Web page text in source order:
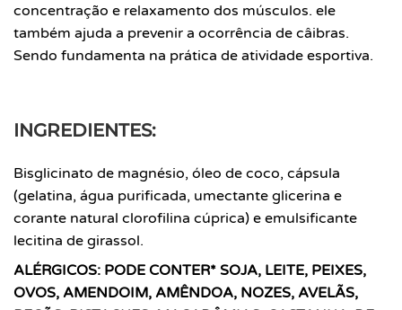
concentração e relaxamento dos músculos. ele
também ajuda a prevenir a ocorrência de câibras.
Sendo fundamenta na prática de atividade esportiva.
INGREDIENTES:
Bisglicinato de magnésio, óleo de coco, cápsula
(gelatina, água purificada, umectante glicerina e
corante natural clorofilina cúprica) e emulsificante
lecitina de girassol.
ALÉRGICOS: PODE CONTER* SOJA, LEITE, PEIXES,
OVOS, AMENDOIM, AMÊNDOA, NOZES, AVELÃS,